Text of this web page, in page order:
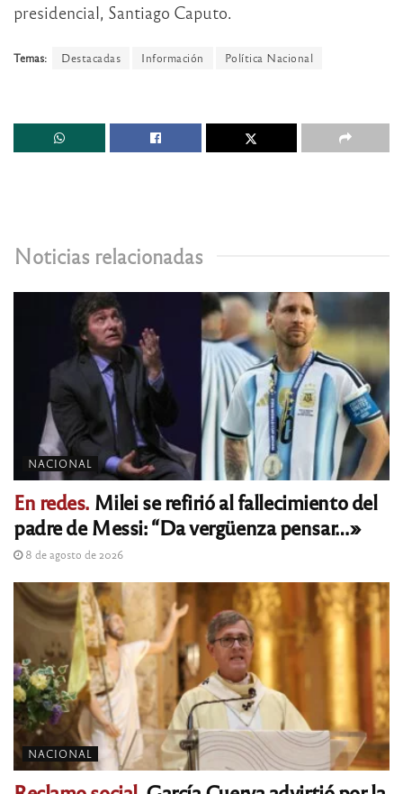
presidencial, Santiago Caputo.
Temas: Destacadas Información Política Nacional
Noticias relacionadas
NACIONAL
En redes. Milei se refirió al fallecimiento del
padre de Messi: “Da vergüenza pensar…»
8 de agosto de 2026
NACIONAL